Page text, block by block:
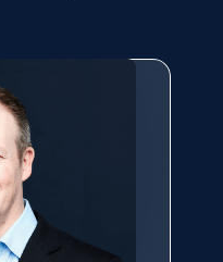
products from